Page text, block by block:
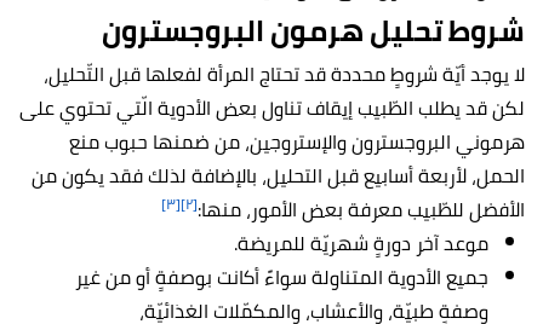
شروط تحليل هرمون البروجسترون
لا يوجد أيّة شروطٍ محددة قد تحتاج المرأة لفعلها قبل التّحليل،
لكن قد يطلب الطّبيب إيقاف تناول بعض الأدوية الّتي تحتوي على
هرموني البروجسترون والإستروجين، من ضمنها حبوب منع
الحمل، لأربعة أسابيع قبل التحليل، بالإضافة لذلك فقد يكون من
الأفضل للطّبيب معرفة بعض الأمور، منها:[٢] [٣]
موعد آخر دورةٍ شهريّة للمريضة.
جميع الأدوية المتناولة سواءً أكانت بوصفةٍ أو من غير
وصفةٍ طبيّة، والأعشاب، والمكمّلات الغذائيّة،